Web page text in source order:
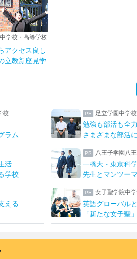
学校・高等学校
アクセス良し
立教新座見学
足立学園中学校・高等学校
勉強も部活も全力で過ごす足立生
さまざまな部活に取り組む生活を紹介
八王子学園八王子中学校・高等学校
一橋大・東京科学大に合格！
先生とマンツーマンで描く未来
女子聖学院中学校高等学校
英語グローバルとサイエンスを強化！
「新たな女子聖」への改革